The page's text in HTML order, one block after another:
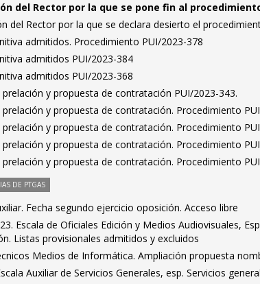
del Rector por la que se pone fin al
del Rector por la que se declara desierto el
admitidos. Procedimiento PUI/2023-378
admitidos PUI/2023-384
admitidos PUI/2023-368
prelación y propuesta de contratación PUI/2023-343.
prelación y propuesta de contratación. Procedimiento
prelación y propuesta de contratación. Procedimiento
prelación y propuesta de contratación. Procedimiento
prelación y propuesta de contratación. Procedimiento
DE PTGAS
Fecha segundo ejercicio oposición. Acceso libre
Escala de Oficiales Edición y Medios Audiovisuales,
Listas provisionales admitidos y excluidos
Medios de Informática. Ampliación propuesta
Auxiliar de Servicios Generales, esp. Servicios